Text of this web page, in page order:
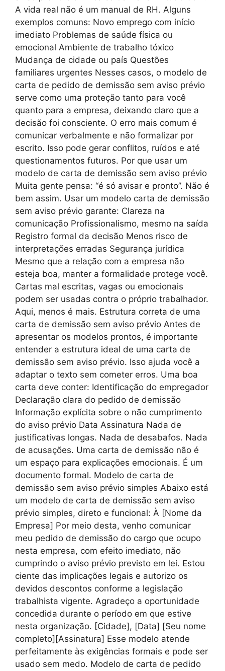
A vida real não é um manual de RH. Alguns
exemplos comuns: Novo emprego com início
imediato Problemas de saúde física ou
emocional Ambiente de trabalho tóxico
Mudança de cidade ou país Questões
familiares urgentes Nesses casos, o modelo de
carta de pedido de demissão sem aviso prévio
serve como uma proteção tanto para você
quanto para a empresa, deixando claro que a
decisão foi consciente. O erro mais comum é
comunicar verbalmente e não formalizar por
escrito. Isso pode gerar conflitos, ruídos e até
questionamentos futuros. Por que usar um
modelo de carta de demissão sem aviso prévio
Muita gente pensa: “é só avisar e pronto”. Não é
bem assim. Usar um modelo carta de demissão
sem aviso prévio garante: Clareza na
comunicação Profissionalismo, mesmo na saída
Registro formal da decisão Menos risco de
interpretações erradas Segurança jurídica
Mesmo que a relação com a empresa não
esteja boa, manter a formalidade protege você.
Cartas mal escritas, vagas ou emocionais
podem ser usadas contra o próprio trabalhador.
Aqui, menos é mais. Estrutura correta de uma
carta de demissão sem aviso prévio Antes de
apresentar os modelos prontos, é importante
entender a estrutura ideal de uma carta de
demissão sem aviso prévio. Isso ajuda você a
adaptar o texto sem cometer erros. Uma boa
carta deve conter: Identificação do empregador
Declaração clara do pedido de demissão
Informação explícita sobre o não cumprimento
do aviso prévio Data Assinatura Nada de
justificativas longas. Nada de desabafos. Nada
de acusações. Uma carta de demissão não é
um espaço para explicações emocionais. É um
documento formal. Modelo de carta de
demissão sem aviso prévio simples Abaixo está
um modelo de carta de demissão sem aviso
prévio simples, direto e funcional: À [Nome da
Empresa] Por meio desta, venho comunicar
meu pedido de demissão do cargo que ocupo
nesta empresa, com efeito imediato, não
cumprindo o aviso prévio previsto em lei. Estou
ciente das implicações legais e autorizo os
devidos descontos conforme a legislação
trabalhista vigente. Agradeço a oportunidade
concedida durante o período em que estive
nesta organização. [Cidade], [Data] [Seu nome
completo][Assinatura] Esse modelo atende
perfeitamente às exigências formais e pode ser
usado sem medo. Modelo de carta de pedido